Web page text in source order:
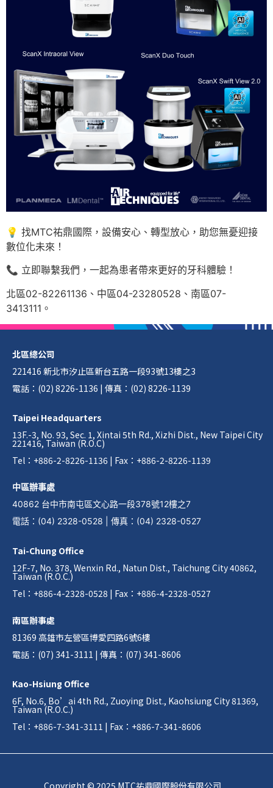
💡 找MTC祐鼎國際，設備安心、轉型放心，助您無憂迎接
數位化未來！
📞 立即聯繫我們，一起為患者帶來更好的牙科體驗！
北區02-82261136、中區04-23280528、南區07-
3413111。
北區總公司
221416 新北市汐止區新台五路一段93號13樓之3
電話：(02) 8226-1136 | 傳真：(02) 8226-1139
Taipei Headquarters
13F.-3, No. 93, Sec. 1, Xintai 5th Rd., Xizhi Dist., New Taipei City
221416, Taiwan (R.O.C)
Tel：+886-2-8226-1136 | Fax：+886-2-8226-1139
中區辦事處
40862 台中市南屯區文心路一段378號12樓之7
電話 ： (04) 2328-0528 傳真 ： (04) 2328-0527
Tai-Chung Office
12F-7, No. 378, Wenxin Rd., Natun Dist., Taichung City 40862,
Taiwan (R.O.C.)
Tel：+886-4-2328-0528 | Fax：+886-4-2328-0527
南區辦事處
81369 高雄市左營區博愛四路6號6樓
電話：(07) 341-3111 | 傳真：(07) 341-8606
Kao-Hsiung Office
6F, No.6, Bo’ai 4th Rd., Zuoying Dist., Kaohsiung City 81369,
Taiwan (R.O.C.)
Tel：+886-7-341-3111 | Fax：+886-7-341-8606
Copyright © 2025 MTC祐鼎國際股份有限公司